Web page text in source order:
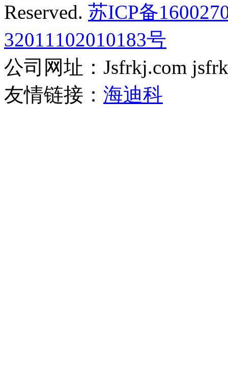
Reserved. 苏ICP备
32011102010183号
公司网址：Jsfrkj.com
友情链接： 海迪科